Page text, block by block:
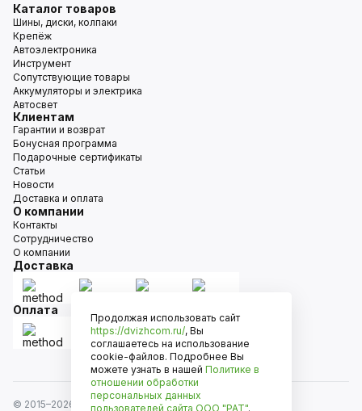
Каталог товаров
Шины, диски, колпаки
Крепёж
Автоэлектроника
Инструмент
Сопутствующие товары
Аккумуляторы и электрика
Автосвет
Клиентам
Гарантии и возврат
Бонусная программа
Подарочные сертификаты
Статьи
Новости
Доставка и оплата
О компании
Контакты
Сотрудничество
О компании
Доставка
Оплата
© 2015–2026 Движком — сеть магазинов автозапчастей
Продолжая использовать сайт
https://dvizhcom.ru/, Вы
соглашаетесь на использование
cookie-файлов. Подробнее Вы
можете узнать в нашей Политике в
отношении обработки
персональных данных
пользователей сайта ООО "РАТ".